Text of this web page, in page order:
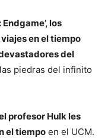
los
en el tiempo
del
piedras del infinito
profesor Hulk les
el tiempo en el UCM.